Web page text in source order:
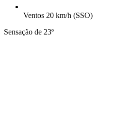
Ventos 20 km/h (SSO)
Sensação de 23º